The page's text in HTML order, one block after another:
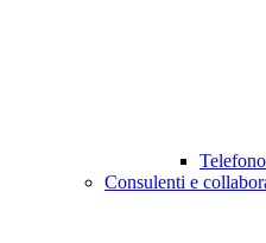
Consulenti e